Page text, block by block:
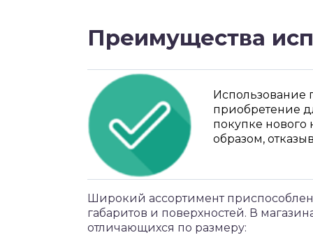
Преимущества
Использование
приобретение
покупке нового
образом,
Широкий ассортимент
габаритов и поверхностей. В
отличающихся по размеру: